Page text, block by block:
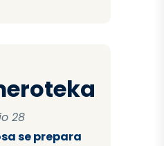
28
se prepara